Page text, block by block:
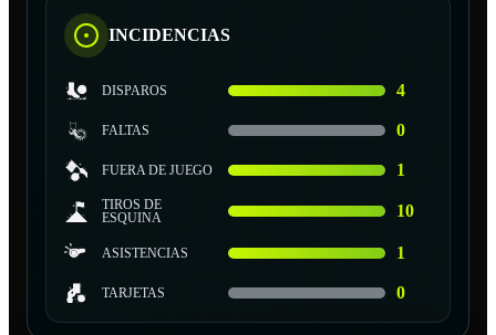
INCIDENCIAS
DISPAROS 4
FALTAS 0
FUERA DE JUEGO 1
TIROS DE
ESQUINA
10
ASISTENCIAS 1
TARJETAS 0